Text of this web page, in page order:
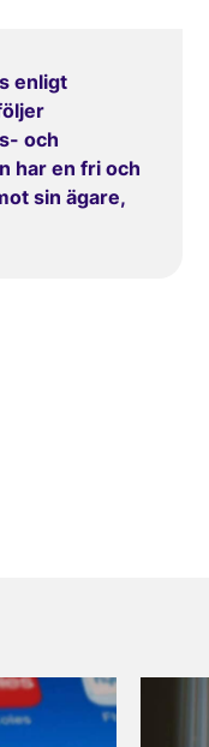
enligt
och
har en fri och
sin ägare,